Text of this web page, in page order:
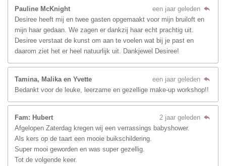
Pauline McKnight
een jaar geleden
Desiree heeft mij en twee gasten opgemaakt voor mijn bruiloft en
mijn haar gedaan. We zagen er dankzij haar echt prachtig uit.
Desiree verstaat de kunst om aan te voelen wat bij je past en
daarom ziet het er heel natuurlijk uit. Dankjewel Desiree!
Tamina, Malika en Yvette
een jaar geleden
Bedankt voor de leuke, leerzame en gezellige make-up workshop!!
Fam: Hubert
2 jaar geleden
Afgelopen Zaterdag kregen wij een verrassings babyshower.
Als kers op de taart een mooie buikschildering.
Super mooi geworden en was super gezellig.
Tot de volgende keer.